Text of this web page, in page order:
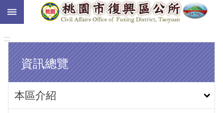
跳到主要內容區塊
:::
資訊總覽
本區介紹